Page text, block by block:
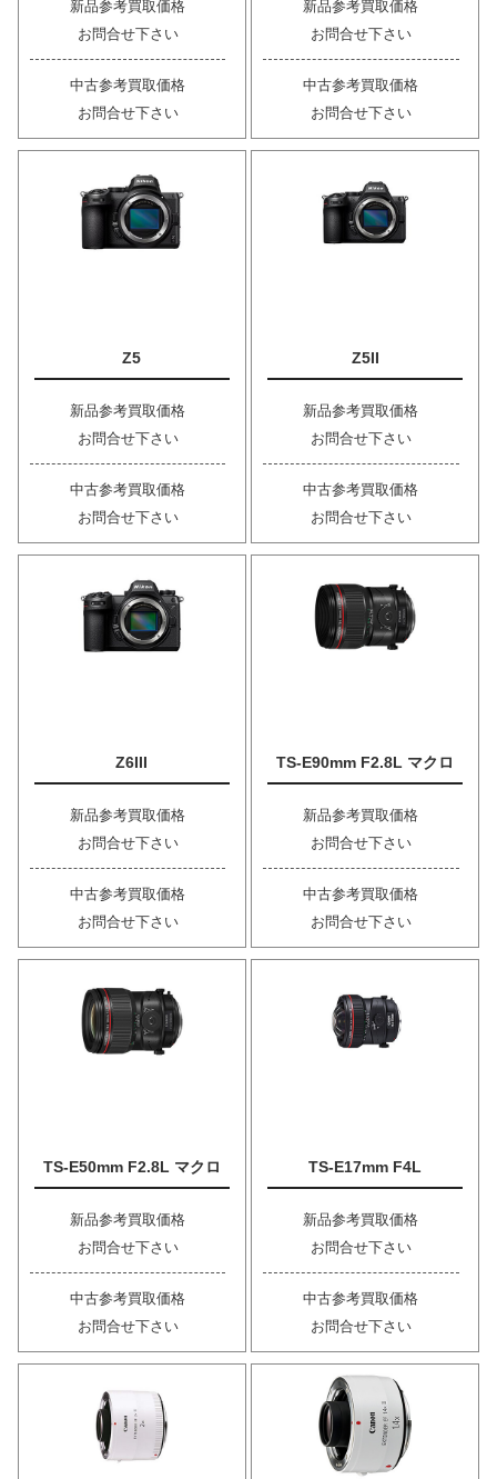
新品参考買取価格
お問合せ下さい
中古参考買取価格
お問合せ下さい
新品参考買取価格
お問合せ下さい
中古参考買取価格
お問合せ下さい
Z5
新品参考買取価格
お問合せ下さい
中古参考買取価格
お問合せ下さい
Z5II
新品参考買取価格
お問合せ下さい
中古参考買取価格
お問合せ下さい
Z6III
新品参考買取価格
お問合せ下さい
中古参考買取価格
お問合せ下さい
TS-E90mm F2.8L マクロ
新品参考買取価格
お問合せ下さい
中古参考買取価格
お問合せ下さい
TS-E50mm F2.8L マクロ
新品参考買取価格
お問合せ下さい
中古参考買取価格
お問合せ下さい
TS-E17mm F4L
新品参考買取価格
お問合せ下さい
中古参考買取価格
お問合せ下さい